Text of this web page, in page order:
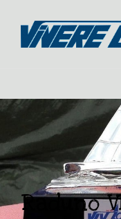
Raduno